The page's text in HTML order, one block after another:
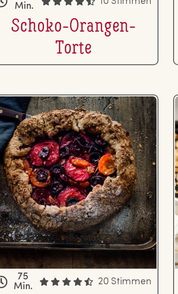
Min.
Schoko-Orangen-
Torte
75
Min.
20 Stimmen